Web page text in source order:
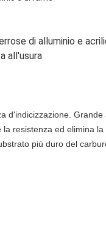
di alluminio e
all'usura
d'indicizzazione. Grande
resistenza ed elimina
più duro del